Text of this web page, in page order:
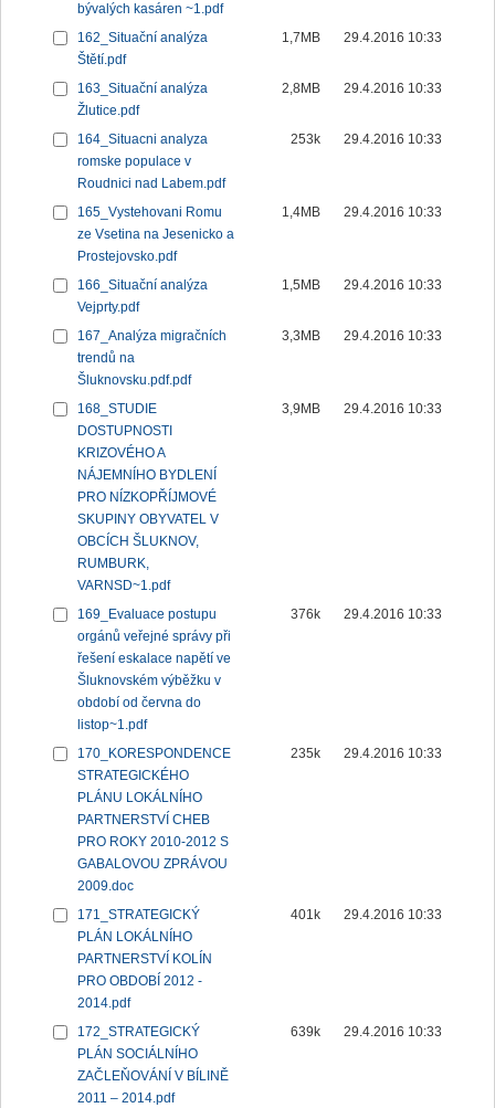
bývalých kasáren ~1.pdf
162_Situační analýza
Štětí.pdf
1,7MB 29.4.2016 10:33
163_Situační analýza
Žlutice.pdf
2,8MB 29.4.2016 10:33
164_Situacni analyza
romske populace v
Roudnici nad Labem.pdf
253k 29.4.2016 10:33
165_Vystehovani Romu
ze Vsetina na Jesenicko a
Prostejovsko.pdf
1,4MB 29.4.2016 10:33
166_Situační analýza
Vejprty.pdf
1,5MB 29.4.2016 10:33
167_Analýza migračních
trendů na
Šluknovsku.pdf.pdf
3,3MB 29.4.2016 10:33
168_STUDIE
DOSTUPNOSTI
KRIZOVÉHO A
NÁJEMNÍHO BYDLENÍ
PRO NÍZKOPŘÍJMOVÉ
SKUPINY OBYVATEL V
OBCÍCH ŠLUKNOV,
RUMBURK,
VARNSD~1.pdf
3,9MB 29.4.2016 10:33
169_Evaluace postupu
orgánů veřejné správy při
řešení eskalace napětí ve
Šluknovském výběžku v
období od června do
listop~1.pdf
376k 29.4.2016 10:33
170_KORESPONDENCE
STRATEGICKÉHO
PLÁNU LOKÁLNÍHO
PARTNERSTVÍ CHEB
PRO ROKY 2010-2012 S
GABALOVOU ZPRÁVOU
2009.doc
235k 29.4.2016 10:33
171_STRATEGICKÝ
PLÁN LOKÁLNÍHO
PARTNERSTVÍ KOLÍN
PRO OBDOBÍ 2012 -
2014.pdf
401k 29.4.2016 10:33
172_STRATEGICKÝ
PLÁN SOCIÁLNÍHO
ZAČLEŇOVÁNÍ V BÍLINĚ
2011 – 2014.pdf
639k 29.4.2016 10:33